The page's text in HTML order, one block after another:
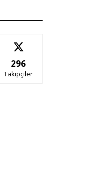
296
Takipçiler